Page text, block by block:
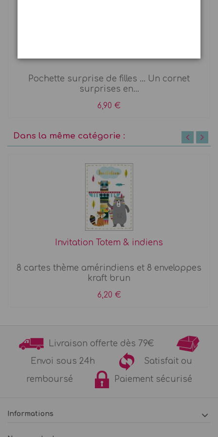
Pochette surprise de filles ... Un cornet
surprises en...
6,90 €
Dans la même catégorie :
Invitation Totem & indiens
8 cartes thème amérindiens et 8 enveloppes
kraft brun
6,20 €
Livraison offerte dès 79€
Envoi sous 24h
Satisfait ou
remboursé
Paiement sécurisé
Informations